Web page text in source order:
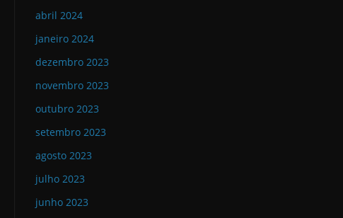
abril 2024
janeiro 2024
dezembro 2023
novembro 2023
outubro 2023
setembro 2023
agosto 2023
julho 2023
junho 2023